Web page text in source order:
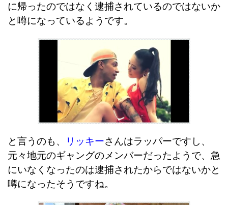
に帰ったのではなく逮捕されているのではないか
と噂になっているようです。
と言うのも、 リッキーさんはラッパーですし、
元々地元のギャングのメンバーだったようで、急
にいなくなったのは逮捕されたからではないかと
噂になったそうですね。